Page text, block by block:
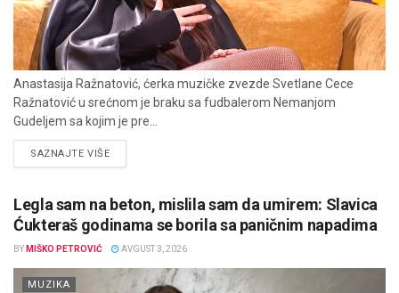
Anastasija Ražnatović, ćerka muzičke zvezde Svetlane Cece
Ražnatović u srećnom je braku sa fudbalerom Nemanjom
Gudeljem sa kojim je pre...
SAZNAJTE VIŠEDETAILS
Legla sam na beton, mislila sam da umirem: Slavica
Ćukteraš godinama se borila sa paničnim napadima
BY MIŠKO PETROVIĆ AVGUST 3, 2026
MUZIKA